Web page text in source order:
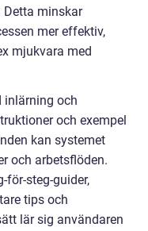
Detta minskar
mer effektiv,
mjukvara med
inlärning och
och exempel
kan systemet
och arbetsflöden.
för-steg-guider,
tips och
lär sig användaren